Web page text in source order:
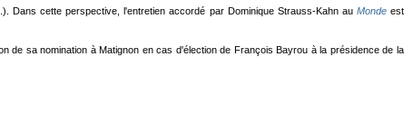
Dans cette perspective, l'entretien accordé par Dominique Strauss-Kahn au Mondeest
de sa nomination à Matignon en cas d'élection de François Bayrou à la présidence de la